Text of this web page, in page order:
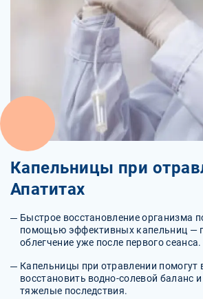
Капельницы при
Апатитах
Быстрое восстановление организма
помощью эффективных капельниц —
облегчение уже после первого сеанса.
Капельницы при отравлении помогут
восстановить водно-солевой баланс
тяжелые последствия.